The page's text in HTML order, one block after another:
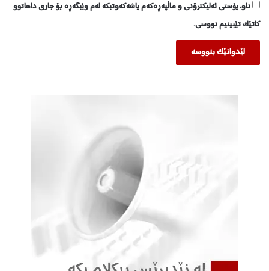
ناو، پۆستی ئەلیکترۆنی و ماڵپەڕەکەم پاشەکەوتبکە لەم وێبگەڕە بۆ جاری داهاتوو
کاتێک تێبینیم نووسی.